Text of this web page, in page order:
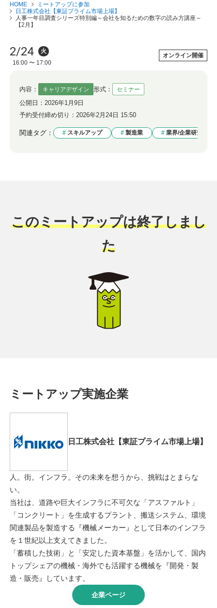
HOME
ミートアップに参加
日工株式会社【東証プライム市場上場】
人事一年目調査シリーズ特別編～会社を知るための数字の読み方講座～
【2月】
オンライン開催
2/24
火
16:00 〜 17:00
内容： キャリアデザイン 形式： セミナー
公開日： 2026年1月9日
予約受付締め切り： 2026年2月24日 15:50
関連タグ： スキルアップ 製造業 業界/企業研究
このミートアップは終了しまし
た
ミートアップ実施企業
日工株式会社【東証プライム市場上場】
人。街。インフラ。その未来を想うから、挑戦はとまらな
い。
当社は、道路や巨大インフラに不可欠な「アスファルト」
「コンクリート」を生成するプラント、搬送システム、環境
関連製品を製造する『機械メーカー』として日本のインフラ
を１世紀以上支えてきました。
「蓄積した技術」と「安定した資本基盤」を活かして、国内
トップシェアの機械・海外でも活躍する機械を『開発・製
造・販売』しています。
企業ページ